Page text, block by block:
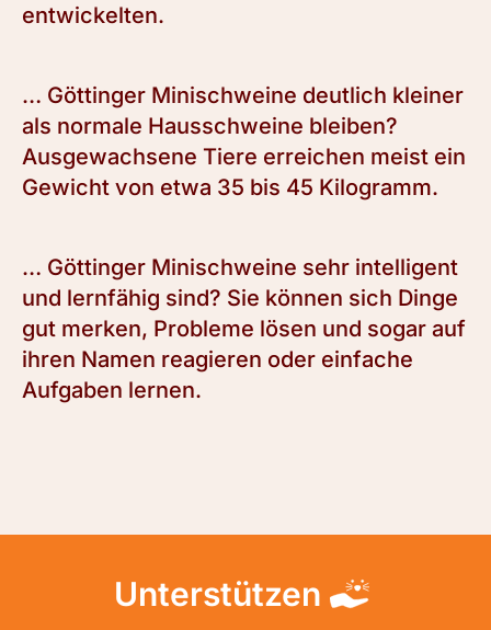
entwickelten.
… Göttinger Minischweine deutlich kleiner
als normale Hausschweine bleiben?
Ausgewachsene Tiere erreichen meist ein
Gewicht von etwa 35 bis 45 Kilogramm.
… Göttinger Minischweine sehr intelligent
und lernfähig sind? Sie können sich Dinge
gut merken, Probleme lösen und sogar auf
ihren Namen reagieren oder einfache
Aufgaben lernen.
Unterstützen